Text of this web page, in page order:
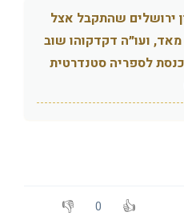
ירושלים שהתקבל אצל
ועו״ה דקדקוהו שוב
לספריה סטנדרטית
0